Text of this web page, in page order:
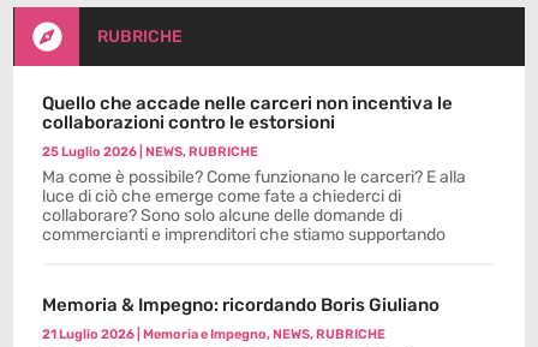
 RUBRICHE
Quello che accade nelle carceri non incentiva le
collaborazioni contro le estorsioni
25 Luglio 2026 |NEWS,RUBRICHE
Ma come è possibile? Come funzionano le carceri? E alla
luce di ciò che emerge come fate a chiederci di
collaborare? Sono solo alcune delle domande di
commercianti e imprenditori che stiamo supportando
Memoria & Impegno: ricordando Boris Giuliano
21 Luglio 2026 |Memoria e Impegno,NEWS,RUBRICHE